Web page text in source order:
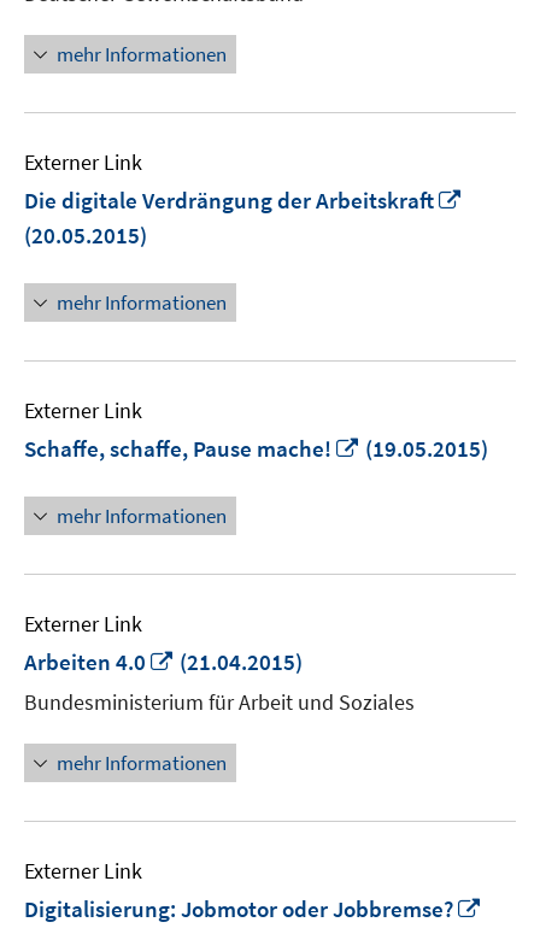
mehr Informationen
Externer Link
Die digitale Verdrängung der Arbeitskraft
(20.05.2015)
mehr Informationen
Externer Link
Schaffe, schaffe, Pause mache!
In
(19.05.2015)
mehr Informationen
Externer Link
Arbeiten 4.0
In
neuem
Fenster
öffnen
(21.04.2015)
Bundesministerium für Arbeit und Soziales
mehr Informationen
Externer Link
Digitalisierung: Jobmotor oder Jobbremse?